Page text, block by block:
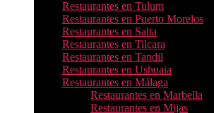
Restaurantes en Tulum
Restaurantes en Puerto Morelos
Restaurantes en Salta
Restaurantes en Tilcara
Restaurantes en Tandil
Restaurantes en Ushuaia
Restaurantes en Málaga
Restaurantes en Marbella
Restaurantes en Mijas